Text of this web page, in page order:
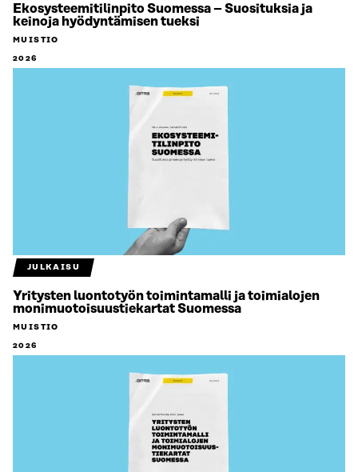
Ekosysteemitilinpito Suomessa – Suosituksia ja
keinoja hyödyntämisen tueksi
MUISTIO
2026
JULKAISU
Yritysten luontotyön toimintamalli ja toimialojen
monimuotoisuustiekartat Suomessa
MUISTIO
2026